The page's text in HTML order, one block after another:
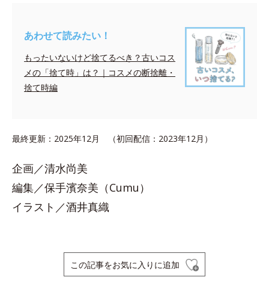
あわせて読みたい！
もったいないけど捨てるべき？古いコス
メの「捨て時」は？｜コスメの断捨離・
捨て時編
最終更新：2025年12月 （初回配信：2023年12月）
企画／清水尚美
編集／保手濱奈美（Cumu）
イラスト／酒井真織
この記事をお気に入りに追加